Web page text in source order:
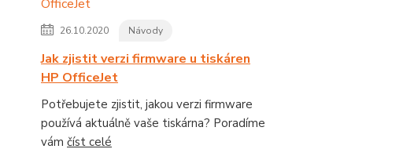
26.10.2020 Návody
Jak zjistit verzi firmware u tiskáren
HP OfficeJet
Potřebujete zjistit, jakou verzi firmware
používá aktuálně vaše tiskárna? Poradíme
vám číst celé